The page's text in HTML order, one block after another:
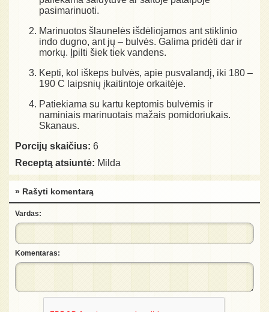
pasimarinuoti.
Marinuotos šlaunelės išdėliojamos ant stiklinio
indo dugno, ant jų – bulvės. Galima pridėti dar ir
morkų. Įpilti šiek tiek vandens.
Kepti, kol iškeps bulvės, apie pusvalandį, iki 180 –
190 C laipsnių įkaitintoje orkaitėje.
Patiekiama su kartu keptomis bulvėmis ir
naminiais marinuotais mažais pomidoriukais.
Skanaus.
Porcijų skaičius: 6
Receptą atsiuntė: Milda
» Rašyti komentarą
Vardas:
Komentaras: